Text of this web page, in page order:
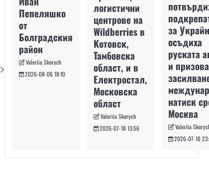
Пепеляшко
от
Болградския
район
Valeriia Skorych
2026-08-06 18:10
логистични
центрове на
Wildberries в
Котовск,
Тамбовска
област, и в
Електростал,
Московска
област
Valeriia Skorych
2026-07-18 13:56
за
осъдиха
руската
и
натиск
Москва
Valeriia
2026-07-16